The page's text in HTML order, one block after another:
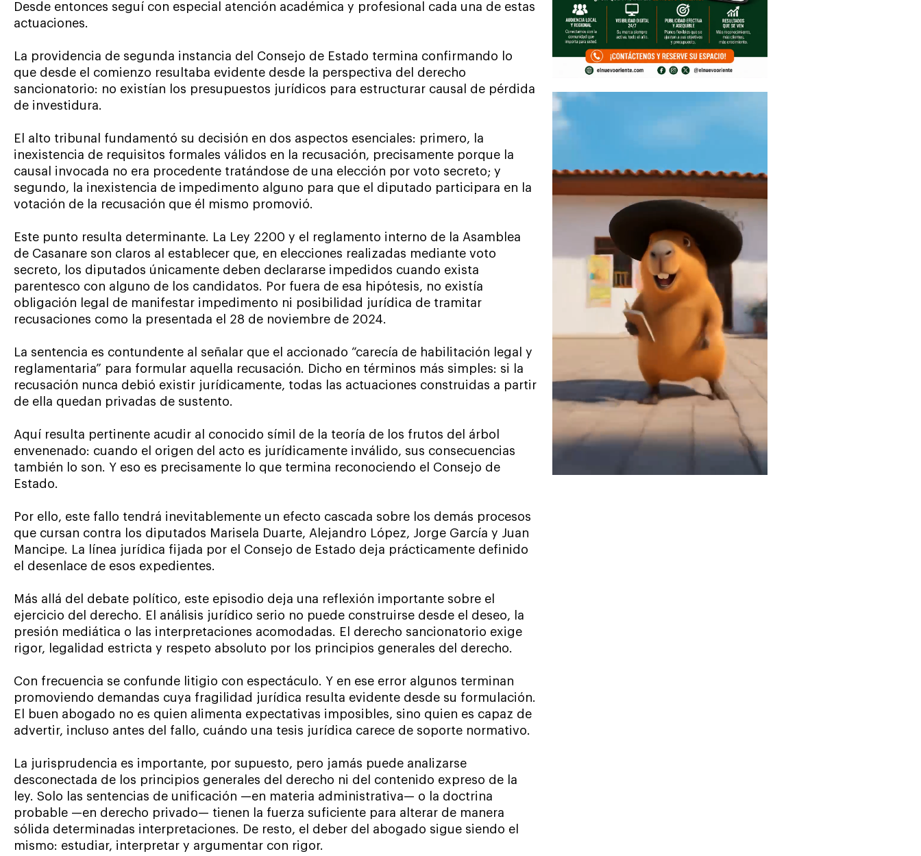
Desde entonces seguí con especial atención académica y profesional cada una de estas
actuaciones.
La providencia de segunda instancia del Consejo de Estado termina confirmando lo
que desde el comienzo resultaba evidente desde la perspectiva del derecho
sancionatorio: no existían los presupuestos jurídicos para estructurar causal de pérdida
de investidura.
El alto tribunal fundamentó su decisión en dos aspectos esenciales: primero, la
inexistencia de requisitos formales válidos en la recusación, precisamente porque la
causal invocada no era procedente tratándose de una elección por voto secreto; y
segundo, la inexistencia de impedimento alguno para que el diputado participara en la
votación de la recusación que él mismo promovió.
Este punto resulta determinante. La Ley 2200 y el reglamento interno de la Asamblea
de Casanare son claros al establecer que, en elecciones realizadas mediante voto
secreto, los diputados únicamente deben declararse impedidos cuando exista
parentesco con alguno de los candidatos. Por fuera de esa hipótesis, no existía
obligación legal de manifestar impedimento ni posibilidad jurídica de tramitar
recusaciones como la presentada el 28 de noviembre de 2024.
La sentencia es contundente al señalar que el accionado “carecía de habilitación legal y
reglamentaria” para formular aquella recusación. Dicho en términos más simples: si la
recusación nunca debió existir jurídicamente, todas las actuaciones construidas a partir
de ella quedan privadas de sustento.
Aquí resulta pertinente acudir al conocido símil de la teoría de los frutos del árbol
envenenado: cuando el origen del acto es jurídicamente inválido, sus consecuencias
también lo son. Y eso es precisamente lo que termina reconociendo el Consejo de
Estado.
Por ello, este fallo tendrá inevitablemente un efecto cascada sobre los demás procesos
que cursan contra los diputados Marisela Duarte, Alejandro López, Jorge García y Juan
Mancipe. La línea jurídica fijada por el Consejo de Estado deja prácticamente definido
el desenlace de esos expedientes.
Más allá del debate político, este episodio deja una reflexión importante sobre el
ejercicio del derecho. El análisis jurídico serio no puede construirse desde el deseo, la
presión mediática o las interpretaciones acomodadas. El derecho sancionatorio exige
rigor, legalidad estricta y respeto absoluto por los principios generales del derecho.
Con frecuencia se confunde litigio con espectáculo. Y en ese error algunos terminan
promoviendo demandas cuya fragilidad jurídica resulta evidente desde su formulación.
El buen abogado no es quien alimenta expectativas imposibles, sino quien es capaz de
advertir, incluso antes del fallo, cuándo una tesis jurídica carece de soporte normativo.
La jurisprudencia es importante, por supuesto, pero jamás puede analizarse
desconectada de los principios generales del derecho ni del contenido expreso de la
ley. Solo las sentencias de unificación —en materia administrativa— o la doctrina
probable —en derecho privado— tienen la fuerza suficiente para alterar de manera
sólida determinadas interpretaciones. De resto, el deber del abogado sigue siendo el
mismo: estudiar, interpretar y argumentar con rigor.